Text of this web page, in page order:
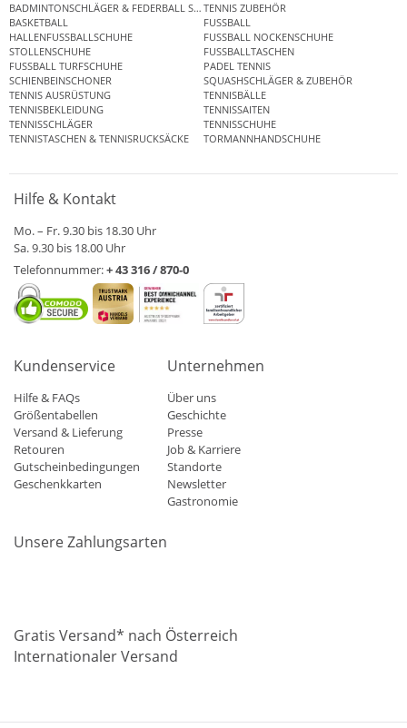
BADMINTONSCHLÄGER & FEDERBALL SETSTENNIS ZUBEHÖR
BASKETBALL
FUSSBALL
HALLENFUSSBALLSCHUHE
FUSSBALL NOCKENSCHUHE
STOLLENSCHUHE
FUSSBALLTASCHEN
FUSSBALL TURFSCHUHE
PADEL TENNIS
SCHIENBEINSCHONER
SQUASHSCHLÄGER & ZUBEHÖR
TENNIS AUSRÜSTUNG
TENNISBÄLLE
TENNISBEKLEIDUNG
TENNISSAITEN
TENNISSCHLÄGER
TENNISSCHUHE
TENNISTASCHEN & TENNISRUCKSÄCKE
TORMANNHANDSCHUHE
Hilfe & Kontakt
Mo. – Fr. 9.30 bis 18.30 Uhr
Sa. 9.30 bis 18.00 Uhr
Telefonnummer:+ 43 316 / 870-0
Kundenservice
Hilfe & FAQs
Größentabellen
Versand & Lieferung
Retouren
Gutscheinbedingungen
Geschenkkarten
Unternehmen
Über uns
Geschichte
Presse
Job & Karriere
Standorte
Newsletter
Gastronomie
Unsere Zahlungsarten
Gratis Versand* nach Österreich
Internationaler Versand